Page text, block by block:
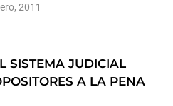
2011
SISTEMA JUDICIAL
A LA PENA